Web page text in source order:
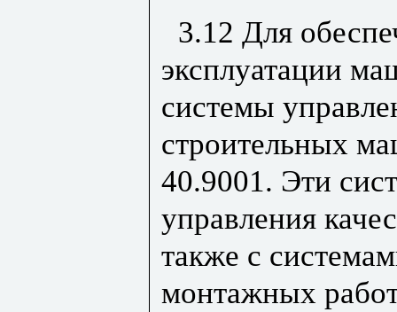
3.12 Для
эксплуатации
системы
строительных
40.9001. Эти
управления
также с
монтажных